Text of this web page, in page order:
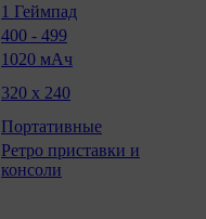
1 Геймпад
400 - 499
1020 мАч
320 х 240
Портативные
Ретро приставки и
консоли